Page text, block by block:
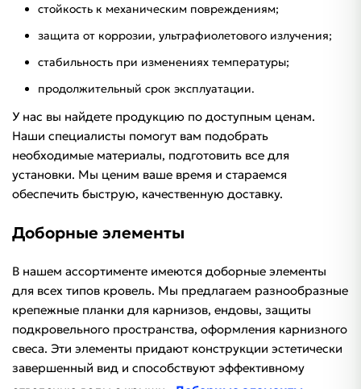
стойкость к механическим повреждениям;
защита от коррозии, ультрафиолетового излучения;
стабильность при изменениях температуры;
продолжительный срок эксплуатации.
У нас вы найдете продукцию по доступным ценам.
Наши специалисты помогут вам подобрать
необходимые материалы, подготовить все для
установки. Мы ценим ваше время и стараемся
обеспечить быструю, качественную доставку.
Доборные элементы
В нашем ассортименте имеются доборные элементы
для всех типов кровель. Мы предлагаем разнообразные
крепежные планки для карнизов, ендовы, защиты
подкровельного пространства, оформления карнизного
свеса. Эти элементы придают конструкции эстетически
завершенный вид и способствуют эффективному